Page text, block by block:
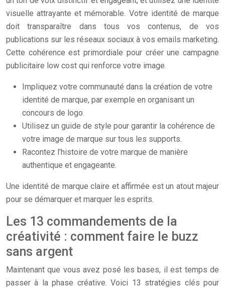
visuelle attrayante et mémorable. Votre identité de marque
doit transparaître dans tous vos contenus, de vos
publications sur les réseaux sociaux à vos emails marketing.
Cette cohérence est primordiale pour créer une campagne
publicitaire low cost qui renforce votre image.
Impliquez votre communauté dans la création de votre
identité de marque, par exemple en organisant un
concours de logo.
Utilisez un guide de style pour garantir la cohérence de
votre image de marque sur tous les supports.
Racontez l’histoire de votre marque de manière
authentique et engageante.
Une identité de marque claire et affirmée est un atout majeur
pour se démarquer et marquer les esprits.
Les 13 commandements de la
créativité : comment faire le buzz
sans argent
Maintenant que vous avez posé les bases, il est temps de
passer à la phase créative. Voici 13 stratégies clés pour